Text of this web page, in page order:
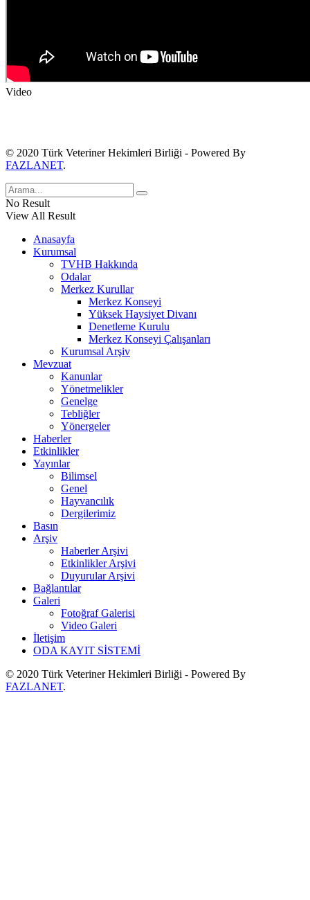
Video
© 2020 Türk Veteriner Hekimleri Birliği - Powered By
FAZLANET.
No Result
View All Result
Anasayfa
Kurumsal
TVHB Hakkında
Odalar
Merkez Kurullar
Merkez Konseyi
Yüksek Haysiyet Divanı
Denetleme Kurulu
Merkez Konseyi Çalışanları
Kurumsal Arşiv
Mevzuat
Kanunlar
Yönetmelikler
Genelge
Tebliğler
Yönergeler
Haberler
Etkinlikler
Yayınlar
Bilimsel
Genel
Hayvancılık
Dergilerimiz
Basın
Arşiv
Haberler Arşivi
Etkinlikler Arşivi
Duyurular Arşivi
Bağlantılar
Galeri
Fotoğraf Galerisi
Video Galeri
İletişim
ODA KAYIT SİSTEMİ
© 2020 Türk Veteriner Hekimleri Birliği - Powered By
FAZLANET.